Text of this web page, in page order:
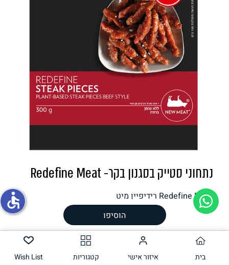
תחליפי ביצה
גבינות טבעוניות
נתחוני סטייק בסגנון בקר- Redefine Meat
Redefine Meat רידיפיין מיט
( ‏11.30 ₪ / 100 גרם )
משקל וכמות גרם
הוסיפו
בית איזור אישי קטגוריות Wish List
accessible